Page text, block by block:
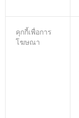
คุกกี้เพื่อการ
โฆษณา